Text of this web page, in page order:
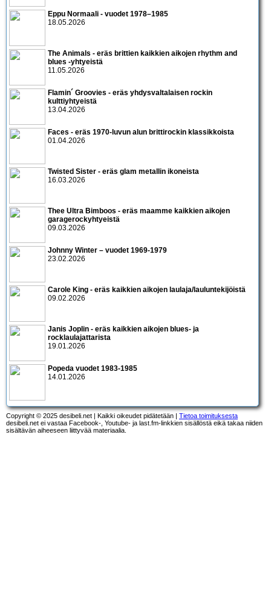
Eppu Normaali - vuodet 1978–1985
18.05.2026
The Animals - eräs brittien kaikkien aikojen rhythm and
blues -yhtyeistä
11.05.2026
Flamin´ Groovies - eräs yhdysvaltalaisen rockin
kulttiyhtyeistä
13.04.2026
Faces - eräs 1970-luvun alun brittirockin klassikkoista
01.04.2026
Twisted Sister - eräs glam metallin ikoneista
16.03.2026
Thee Ultra Bimboos - eräs maamme kaikkien aikojen
garagerockyhtyeistä
09.03.2026
Johnny Winter – vuodet 1969-1979
23.02.2026
Carole King - eräs kaikkien aikojen laulaja/lauluntekijöistä
09.02.2026
Janis Joplin - eräs kaikkien aikojen blues- ja
rocklaulajattarista
19.01.2026
Popeda vuodet 1983-1985
14.01.2026
Copyright © 2025 desibeli.net | Kaikki oikeudet pidätetään | Tietoa toimituksesta
desibeli.net ei vastaa Facebook-, Youtube- ja last.fm-linkkien sisällöstä eikä takaa niiden
sisältävän aiheeseen liittyvää materiaalia.